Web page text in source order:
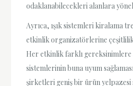
odaklanabilecekleri alanlara
Ayrıca, ışık sistemleri kiralama
etkinlik organizatörlerine
Her etkinlik farklı gereksinimlere
sistemlerinin buna uyum
şirketleri geniş bir ürün yelpazesi